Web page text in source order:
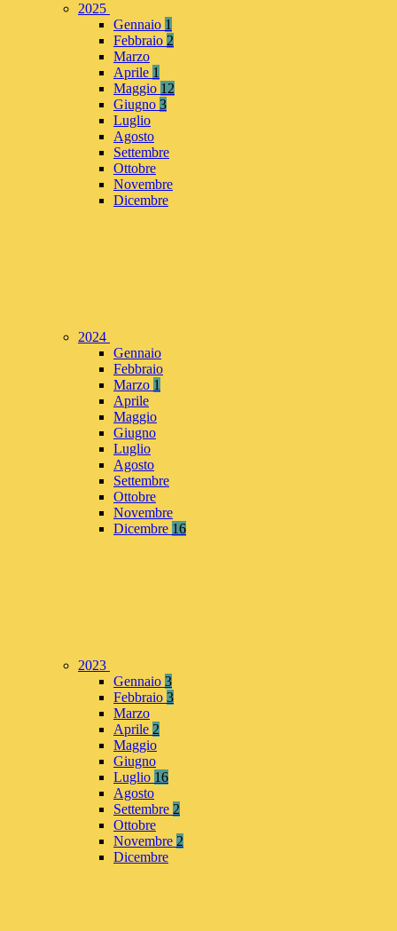
2025
Gennaio 1
Febbraio 2
Marzo
Aprile 1
Maggio 12
Giugno 3
Luglio
Agosto
Settembre
Ottobre
Novembre
Dicembre
2024
Gennaio
Febbraio
Marzo 1
Aprile
Maggio
Giugno
Luglio
Agosto
Settembre
Ottobre
Novembre
Dicembre 16
2023
Gennaio 3
Febbraio 3
Marzo
Aprile 2
Maggio
Giugno
Luglio 16
Agosto
Settembre 2
Ottobre
Novembre 2
Dicembre